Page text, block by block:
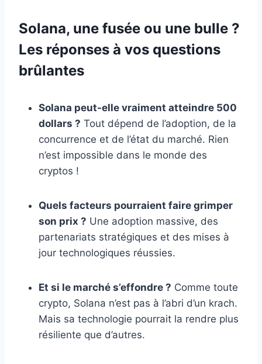
Solana, une fusée ou une bulle ?
Les réponses à vos questions
brûlantes
Solana peut-elle vraiment atteindre 500
dollars ? Tout dépend de l’adoption, de la
concurrence et de l’état du marché. Rien
n’est impossible dans le monde des
cryptos !
Quels facteurs pourraient faire grimper
son prix ? Une adoption massive, des
partenariats stratégiques et des mises à
jour technologiques réussies.
Et si le marché s’effondre ? Comme toute
crypto, Solana n’est pas à l’abri d’un krach.
Mais sa technologie pourrait la rendre plus
résiliente que d’autres.